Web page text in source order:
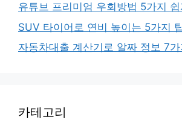
유튜브 프리미엄 우회방법 5가지
SUV 타이어로 연비 높이는 5가지
자동차대출 계산기로 알짜 정보 7가
카테고리